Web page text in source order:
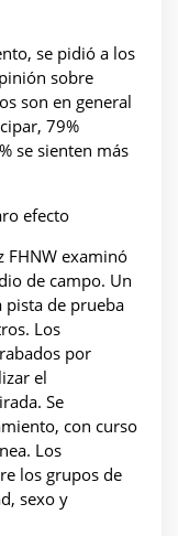
se pidió a los
sobre
son en general
79%
se sienten más
efecto
FHNW examinó
de campo. Un
de prueba
Los
por
el
Se
con curso
Los
los grupos de
sexo y